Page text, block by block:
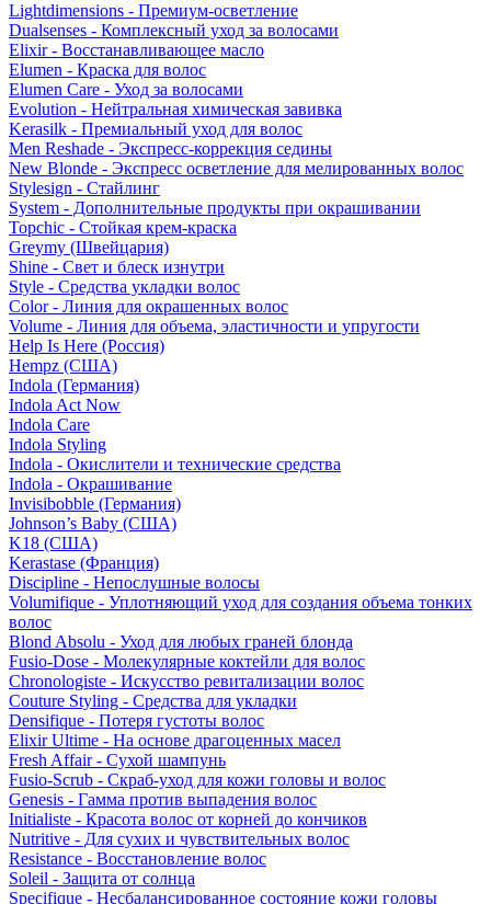
Lightdimensions - Премиум-осветление
Dualsenses - Комплексный уход за волосами
Elixir - Восстанавливающее масло
Elumen - Краска для волос
Elumen Care - Уход за волосами
Evolution - Нейтральная химическая завивка
Kerasilk - Премиальный уход для волос
Men Reshade - Экспресс-коррекция седины
New Blonde - Экспресс осветление для мелированных волос
Stylesign - Стайлинг
System - Дополнительные продукты при окрашивании
Topchic - Стойкая крем-краска
Greymy (Швейцария)
Shine - Свет и блеск изнутри
Style - Средства укладки волос
Color - Линия для окрашенных волос
Volume - Линия для объема, эластичности и упругости
Help Is Here (Россия)
Hempz (США)
Indola (Германия)
Indola Act Now
Indola Care
Indola Styling
Indola - Окислители и технические средства
Indola - Окрашивание
Invisibobble (Германия)
Johnson’s Baby (США)
K18 (США)
Kerastase (Франция)
Discipline - Непослушные волосы
Volumifique - Уплотняющий уход для создания объема тонких
волос
Blond Absolu - Уход для любых граней блонда
Fusio-Dose - Молекулярные коктейли для волос
Chronologiste - Искусство ревитализации волос
Couture Styling - Средства для укладки
Densifique - Потеря густоты волос
Elixir Ultime - На основе драгоценных масел
Fresh Affair - Сухой шампунь
Fusio-Scrub - Скраб-уход для кожи головы и волос
Genesis - Гамма против выпадения волос
Initialiste - Красота волос от корней до кончиков
Nutritive - Для сухих и чувствительных волос
Resistance - Восстановление волос
Soleil - Защита от солнца
Specifique - Несбалансированное состояние кожи головы